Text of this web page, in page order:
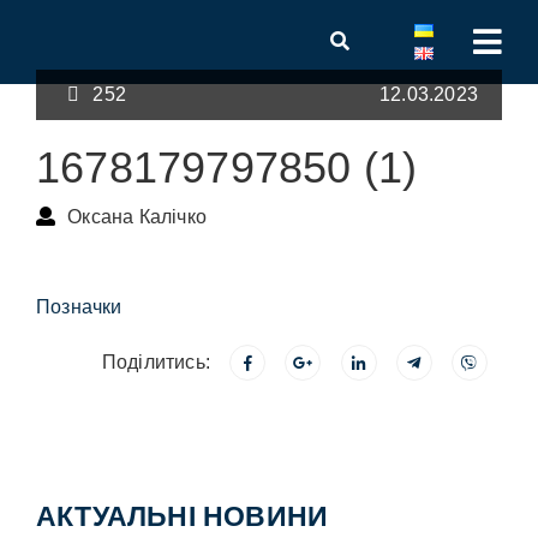
252 12.03.2023
1678179797850 (1)
Оксана Калічко
Позначки
Поділитись:
АКТУАЛЬНІ НОВИНИ